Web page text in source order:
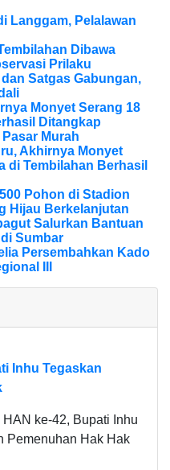
Langgam, Pelalawan
Dibawa
Prilaku
Satgas Gabungan,
Monyet Serang 18
Ditangkap
Murah
Akhirnya Monyet
di Tembilahan Berhasil
Pohon di Stadion
Hijau Berkelanjutan
Salurkan Bantuan
Sumbar
Persembahkan Kado
III
Inhu Tegaskan
HAN ke-42, Bupati Inhu
Pemenuhan Hak Hak